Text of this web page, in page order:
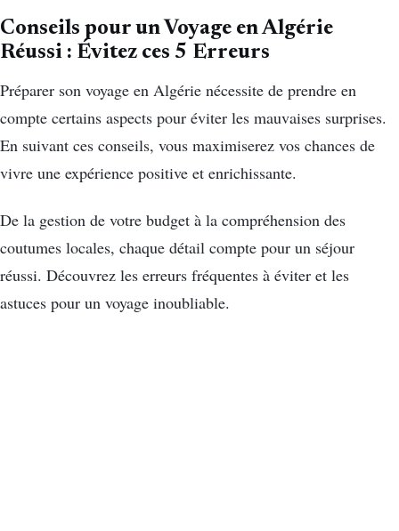
Conseils pour un Voyage en Algérie
Réussi : Évitez ces 5 Erreurs
Préparer son voyage en Algérie nécessite de prendre en
compte certains aspects pour éviter les mauvaises surprises.
En suivant ces conseils, vous maximiserez vos chances de
vivre une expérience positive et enrichissante.
De la gestion de votre budget à la compréhension des
coutumes locales, chaque détail compte pour un séjour
réussi. Découvrez les erreurs fréquentes à éviter et les
astuces pour un voyage inoubliable.